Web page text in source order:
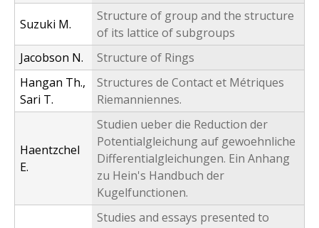
Suzuki M.
Structure of group and the structure
of its lattice of subgroups
Jacobson N.
Structure of Rings
Hangan Th.,
Sari T.
Structures de Contact et Métriques
Riemanniennes.
Haentzchel
E.
Studien ueber die Reduction der
Potentialgleichung auf gewoehnliche
Differentialgleichungen. Ein Anhang
zu Hein's Handbuch der
Kugelfunctionen.
Studies and essays presented to